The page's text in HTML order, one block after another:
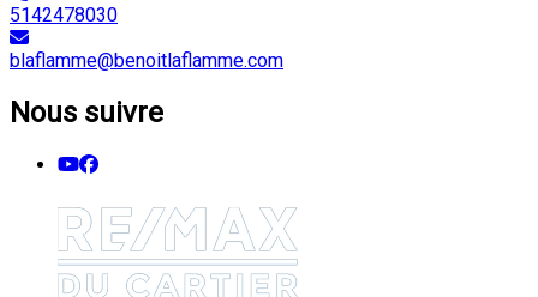
5142478030
blaflamme@benoitlaflamme.com
Nous suivre